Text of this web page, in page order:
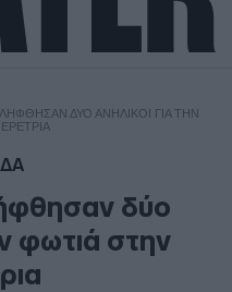
ΔΎΟ ΑΝΉΛΙΚΟΙ ΓΙΑ ΤΗΝ
δύο
φωτιά στην